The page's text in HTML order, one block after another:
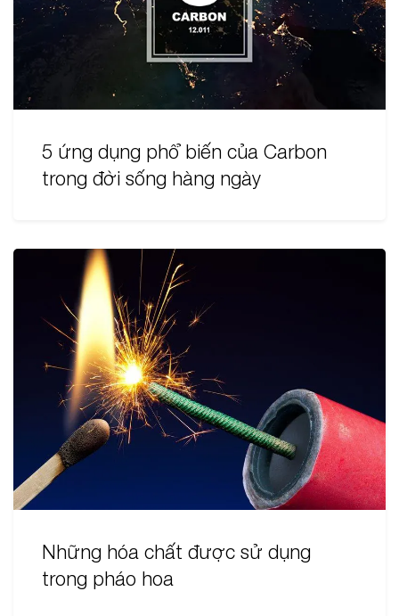
5 ứng dụng phổ biến của Carbon
trong đời sống hàng ngày
Những hóa chất được sử dụng
trong pháo hoa